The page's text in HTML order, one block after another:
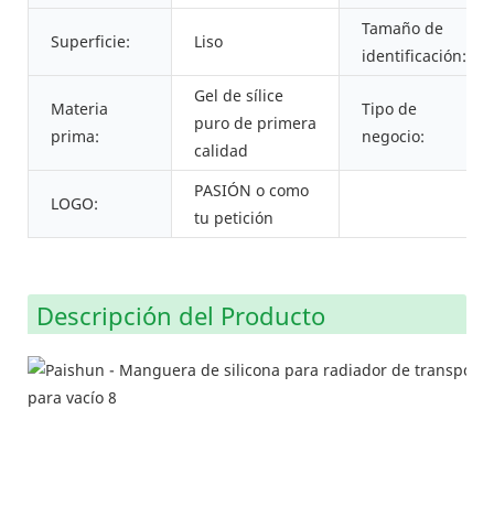
Superficie: Liso
Tamaño de
identificación:
Materia
prima:
Gel de sílice
puro de primera
calidad
Tipo de
negocio:
LOGO:
PASIÓN o como
tu petición
Descripción del Producto